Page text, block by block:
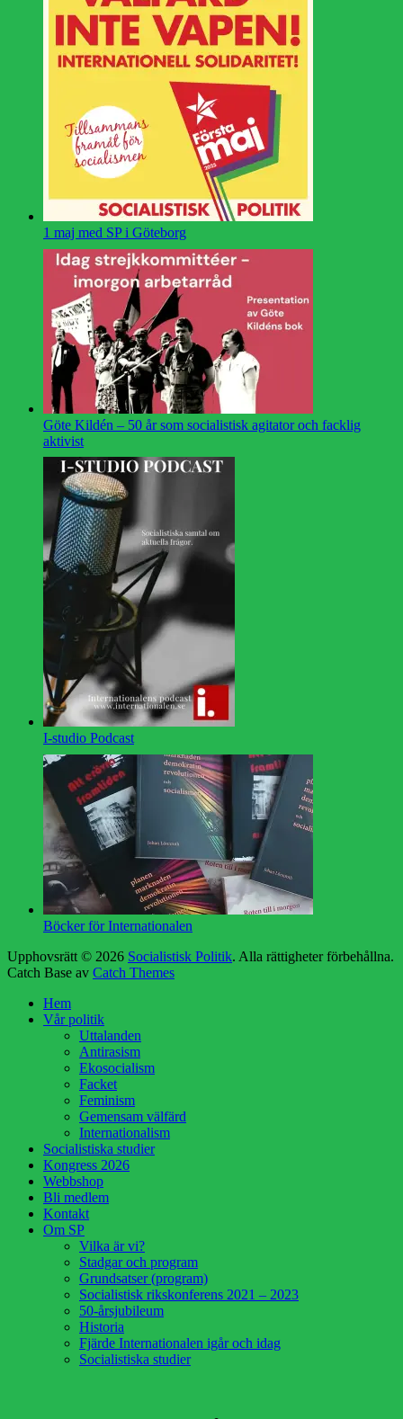
1 maj med SP i Göteborg
Göte Kildén – 50 år som socialistisk agitator och facklig
aktivist
I-studio Podcast
Böcker för Internationalen
Upphovsrätt © 2026 Socialistisk Politik. Alla rättigheter förbehållna.
Catch Base av Catch Themes
Hem
Vår politik
Uttalanden
Antirasism
Ekosocialism
Facket
Feminism
Gemensam välfärd
Internationalism
Socialistiska studier
Kongress 2026
Webbshop
Bli medlem
Kontakt
Om SP
Vilka är vi?
Stadgar och program
Grundsatser (program)
Socialistisk rikskonferens 2021 – 2023
50-årsjubileum
Historia
Fjärde Internationalen igår och idag
Socialistiska studier